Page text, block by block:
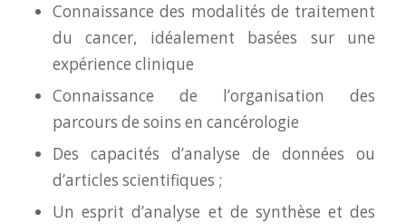
Connaissance des modalités de traitement
du cancer, idéalement basées sur une
expérience clinique
Connaissance de l’organisation des
parcours de soins en cancérologie
Des capacités d’analyse de données ou
d’articles scientifiques ;
Un esprit d’analyse et de synthèse et des